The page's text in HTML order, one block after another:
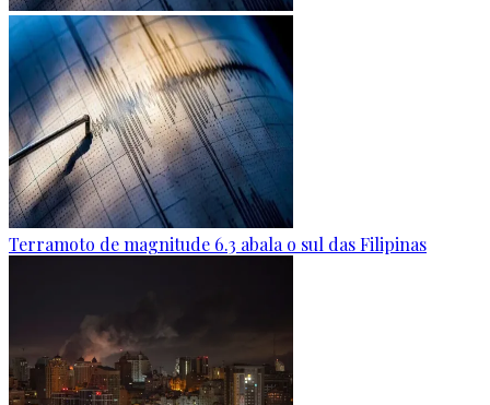
Terramoto de magnitude 6.3 abala o sul das Filipinas